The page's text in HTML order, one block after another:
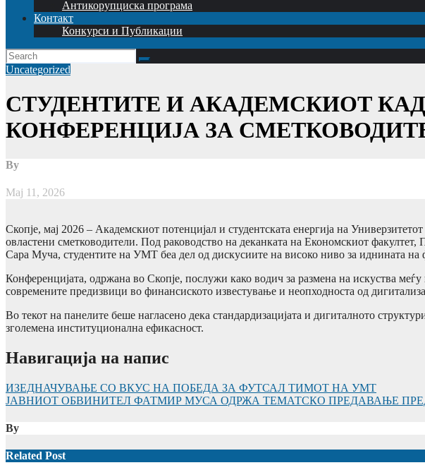
Антикорупциска програма
Контакт
Конкурси и Публикации
Uncategorized
СТУДЕНТИТЕ И АКАДЕМСКИОТ
КОНФЕРЕНЦИЈА ЗА
By
Мај 11, 2026
Скопје, мај 2026 – Академскиот потенцијал и студентската енергија на
овластени сметководители. Под раководство на деканката на Економскиот
Сара Муча, студентите на УМТ беа дел од дискусиите на високо ниво за иднината на
Конференцијата, одржана во Скопје, послужи како водич за размена на искуства
современите предизвици во финансиското известување и неопходноста од
Во текот на панелите беше нагласено дека стандардизацијата и дигиталното
зголемена институционална ефикасност.
Навигација на напис
ИЗЕДНАЧУВАЊЕ СО ВКУС НА ПОБЕДА ЗА ФУТСАЛ ТИМОТ НА УMТ
ЈАВНИОТ ОБВИНИТЕЛ ФАТМИР МУСА ОДРЖА ТЕМАТСКО ПРЕДАВАЊЕ
By
Related Post